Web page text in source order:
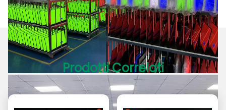
Prodotti Correlati